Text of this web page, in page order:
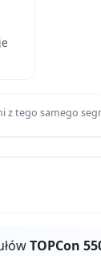
z tego samego
TOPCon